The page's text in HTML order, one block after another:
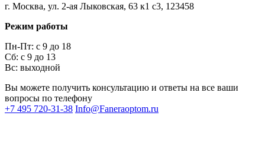
г. Москва, ул. 2-ая Лыковская, 63 к1 с3, 123458
Режим работы
Пн-Пт: с 9 до 18
Сб: с 9 до 13
Вс: выходной
Вы можете получить консультацию и ответы на все ваши
вопросы по телефону
+7 495 720-31-38 Info@Faneraoptom.ru